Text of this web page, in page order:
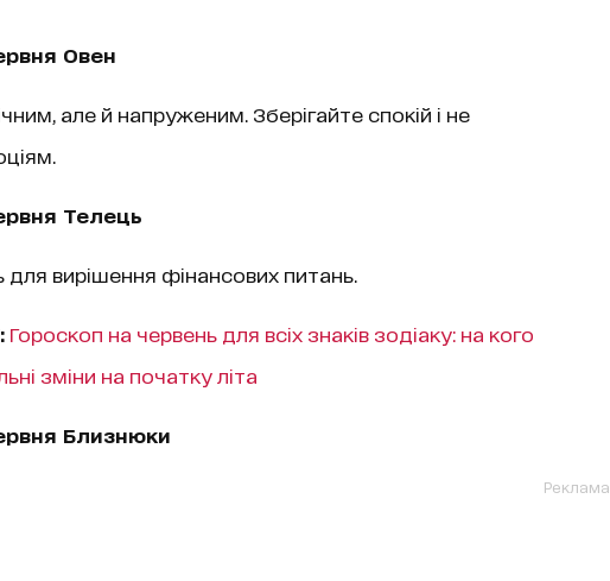
Овен
але й напруженим. Зберігайте спокій і не
Телець
вирішення фінансових питань.
Гороскоп на червень для всіх знаків зодіаку: на кого
зміни на початку літа
Близнюки
Реклама